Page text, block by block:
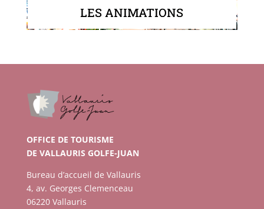
LES ANIMATIONS
OFFICE DE TOURISME
DE VALLAURIS GOLFE-JUAN
Bureau d’accueil de Vallauris
4, av. Georges Clemenceau
06220 Vallauris